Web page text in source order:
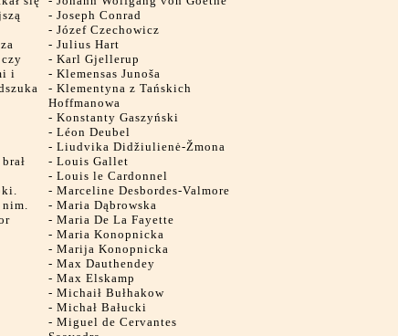
i
nim.
- Joseph Conrad
- Józef Czechowicz
- Julius Hart
- Karl Gjellerup
- Klemensas Junoša
- Klementyna z Tańskich
Hoffmanowa
- Konstanty Gaszyński
- Léon Deubel
- Liudvika Didžiulienė-Žmona
- Louis Gallet
- Louis le Cardonnel
- Marceline Desbordes-Valmore
- Maria Dąbrowska
- Maria De La Fayette
- Maria Konopnicka
- Marija Konopnicka
- Max Dauthendey
- Max Elskamp
- Michaił Bułhakow
- Michał Bałucki
- Miguel de Cervantes